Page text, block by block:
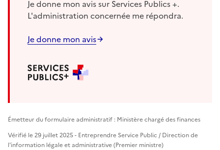
Je donne mon avis sur Services Publics +.
L'administration concernée me répondra.
Je donne mon avis
Émetteur du formulaire administratif : Ministère chargé des finances
Vérifié le 29 juillet 2025 - Entreprendre Service Public / Direction de
l'information légale et administrative (Premier ministre)